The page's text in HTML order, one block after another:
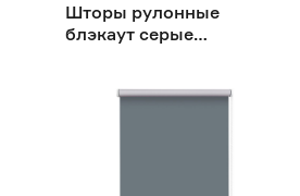
Шторы рулонные
блэкаут серые